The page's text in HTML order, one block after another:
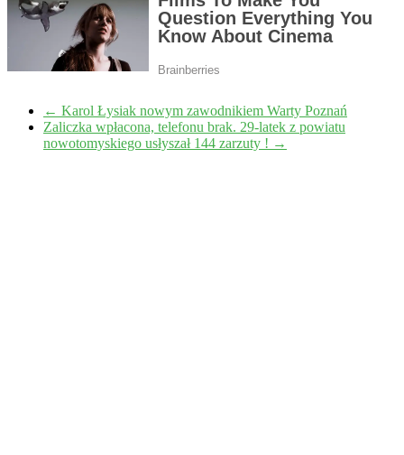
← Karol Łysiak nowym zawodnikiem Warty Poznań
Zaliczka wpłacona, telefonu brak. 29-latek z powiatu
nowotomyskiego usłyszał 144 zarzuty ! →